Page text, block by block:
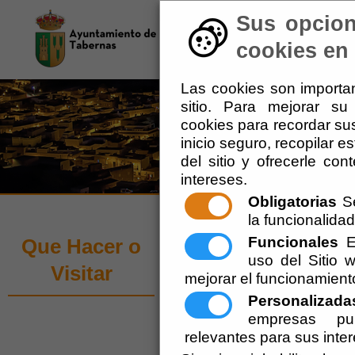
Sus
cookies
Las cookies son
sitio. Para mejorar su
cookies para recordar
inicio seguro, recopilar
del sitio y ofrecerle
intereses.
Obligatorias
la
Funcionales
uso del Sitio
mejorar el
empresas
relevantes para sus
El Ayuntamiento
Que Hacer o
Visitar
Rutas en la
Escuchar
Sendero la
El sendero comienza y termina